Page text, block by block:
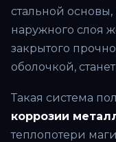
стальной
наружного слоя
закрытого
оболочкой,
Такая система
коррозии
теплопотери